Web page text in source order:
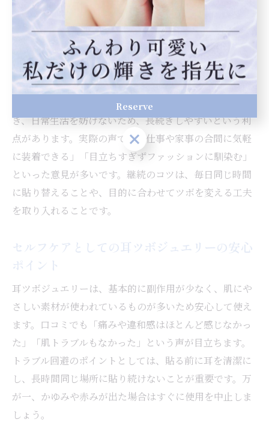
者が増え続けています。
セルフ耳ツボジュエリーの手軽さと続けやす
さ
耳ツボジュエリーは、忙しい人でも手間なく取り入れら
れる点が大きな魅力です。貼るだけでセルフケアがで
き、日常生活を妨げないため、長続きしやすいという利
点があります。実際の声では「仕事や家事の合間に気軽
に装着できる」「目立ちすぎずファッションに馴染む」
といった意見が多いです。継続のコツは、毎日同じ時間
に貼り替えることや、目的に合わせてツボを変える工夫
を取り入れることです。
セルフケアとしての耳ツボジュエリーの安心
ポイント
耳ツボジュエリーは、基本的に副作用が少なく、肌にや
さしい素材が使われているものが多いため安心して使え
ます。口コミでも「痛みや違和感はほとんど感じなかっ
た」「肌トラブルもなかった」という声が目立ちます。
トラブル回避のポイントとしては、貼る前に耳を清潔に
し、長時間同じ場所に貼り続けないことが重要です。万
が一、かゆみや赤みが出た場合はすぐに使用を中止しま
しょう。
Reserve
Reserve